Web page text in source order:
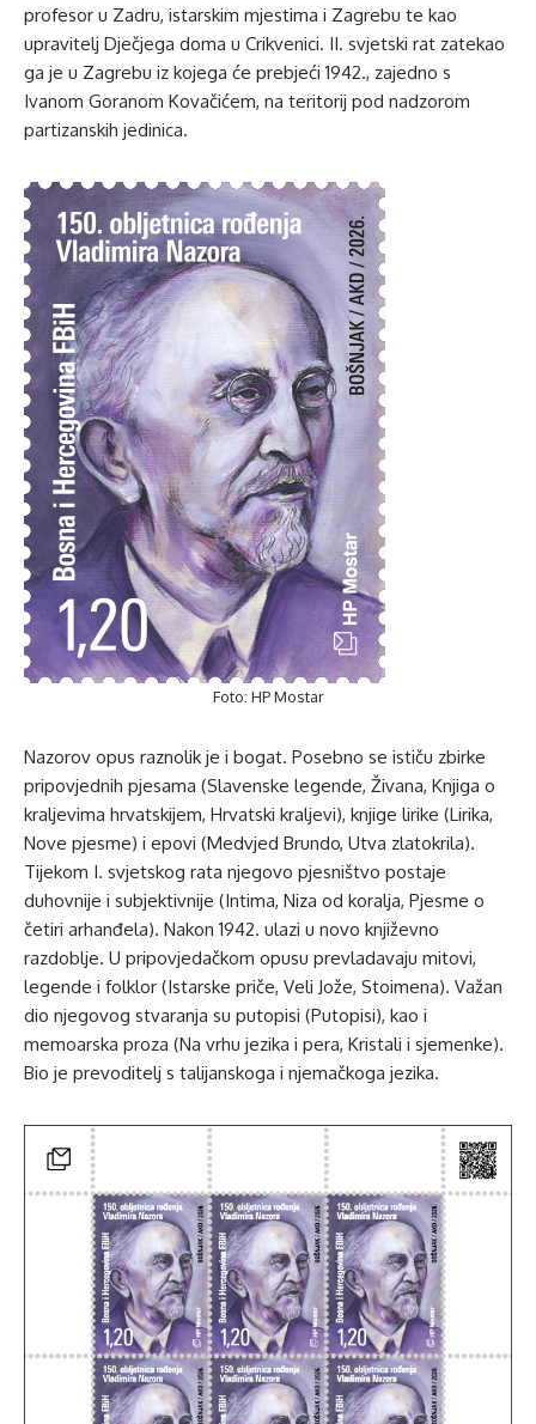
profesor u Zadru, istarskim mjestima i Zagrebu te kao
upravitelj Dječjega doma u Crikvenici. II. svjetski rat zatekao
ga je u Zagrebu iz kojega će prebjeći 1942., zajedno s
Ivanom Goranom Kovačićem, na teritorij pod nadzorom
partizanskih jedinica.
Foto: HP Mostar
Nazorov opus raznolik je i bogat. Posebno se ističu zbirke
pripovjednih pjesama (Slavenske legende, Živana, Knjiga o
kraljevima hrvatskijem, Hrvatski kraljevi), knjige lirike (Lirika,
Nove pjesme) i epovi (Medvjed Brundo, Utva zlatokrila).
Tijekom I. svjetskog rata njegovo pjesništvo postaje
duhovnije i subjektivnije (Intima, Niza od koralja, Pjesme o
četiri arhanđela). Nakon 1942. ulazi u novo književno
razdoblje. U pripovjedačkom opusu prevladavaju mitovi,
legende i folklor (Istarske priče, Veli Jože, Stoimena). Važan
dio njegovog stvaranja su putopisi (Putopisi), kao i
memoarska proza (Na vrhu jezika i pera, Kristali i sjemenke).
Bio je prevoditelj s talijanskoga i njemačkoga jezika.